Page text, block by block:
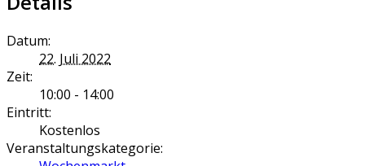
Datum:
22. Juli 2022
Zeit:
10:00 - 14:00
Eintritt:
Kostenlos
Veranstaltungskategorie: